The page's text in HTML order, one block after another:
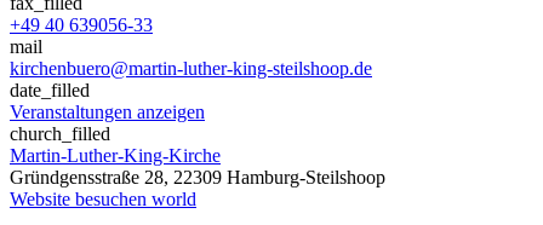
+49 40 639056-33
mail
kirchenbuero@martin-luther-king-steilshoop.de
date_filled
Veranstaltungen anzeigen
church_filled
Martin-Luther-King-Kirche
Gründgensstraße 28, 22309 Hamburg-Steilshoop
Website besuchen world